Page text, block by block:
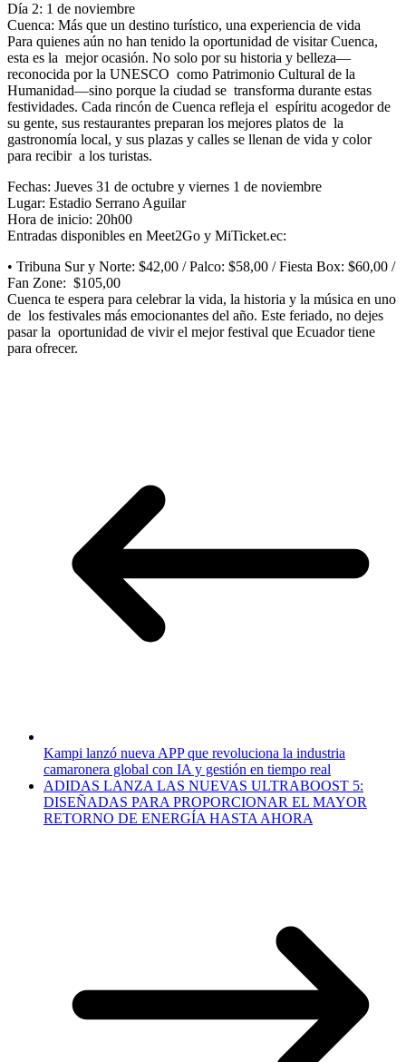
Día 2: 1 de noviembre
Cuenca: Más que un destino turístico, una experiencia de vida
Para quienes aún no han tenido la oportunidad de visitar Cuenca,
esta es la mejor ocasión. No solo por su historia y belleza—
reconocida por la UNESCO como Patrimonio Cultural de la
Humanidad—sino porque la ciudad se transforma durante estas
festividades. Cada rincón de Cuenca refleja el espíritu acogedor de
su gente, sus restaurantes preparan los mejores platos de la
gastronomía local, y sus plazas y calles se llenan de vida y color
para recibir a los turistas.
Fechas: Jueves 31 de octubre y viernes 1 de noviembre
Lugar: Estadio Serrano Aguilar
Hora de inicio: 20h00
Entradas disponibles en Meet2Go y MiTicket.ec:
• Tribuna Sur y Norte: $42,00 / Palco: $58,00 / Fiesta Box: $60,00 /
Fan Zone: $105,00
Cuenca te espera para celebrar la vida, la historia y la música en uno
de los festivales más emocionantes del año. Este feriado, no dejes
pasar la oportunidad de vivir el mejor festival que Ecuador tiene
para ofrecer.
Kampi lanzó nueva APP que revoluciona la industria
camaronera global con IA y gestión en tiempo real
ADIDAS LANZA LAS NUEVAS ULTRABOOST 5:
DISEÑADAS PARA PROPORCIONAR EL MAYOR
RETORNO DE ENERGÍA HASTA AHORA